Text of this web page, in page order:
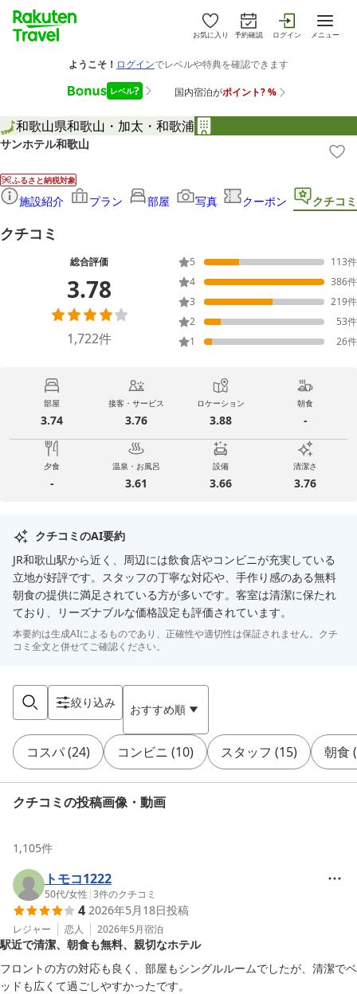
お気に入り 予約確認 ログイン メニュー
和歌山県和歌山・加太・和歌浦
サンホテル和歌山
ふるさと納税対象
施設紹介 プラン 部屋 写真 クーポン クチコミ
クチコミ
総合評価
3.78
1,722件
5 113件
4
386件
3
219件
2
53件
1
26件
部屋
3.74
接客・サービス
3.76
ロケーション
3.88
朝食
-
夕食
-
温泉・お風呂
3.61
設備
3.66
清潔さ
3.76
クチコミのAI要約
JR和歌山駅から近く、周辺には飲食店やコンビニが充実している
立地が好評です。スタッフの丁寧な対応や、手作り感のある無料
朝食の提供に満足されている方が多いです。客室は清潔に保たれ
ており、リーズナブルな価格設定も評価されています。
本要約は生成AIによるものであり、正確性や適切性は保証されません。クチ
コミ全文と併せてご確認ください。
絞り込み おすすめ順
コスパ(24) コンビニ (10) スタッフ (15) 朝食 (
クチコミの投稿画像・動画
1,105件
トモコ1222
50代/女性 |3件のクチコミ
4 2026年5月18日投稿
レジャー 恋人 2026年5月宿泊
駅近で清潔、朝食も無料、親切なホテル
フロントの方の対応も良く、部屋もシングルルームでしたが、清潔でベ
ッドも広くて過ごしやすかったです。